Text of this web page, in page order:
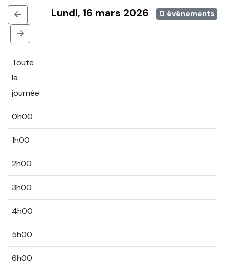
Lundi, 16 mars 2026 0 événements
Toute
la
journée
0h00
1h00
2h00
3h00
4h00
5h00
6h00